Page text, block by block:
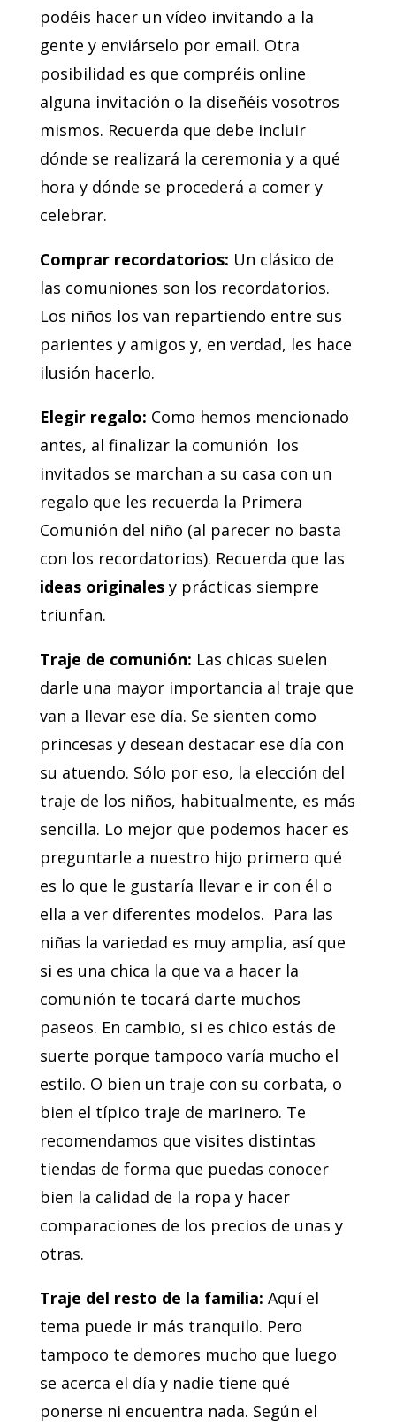
podéis hacer un vídeo invitando a la
gente y enviárselo por email. Otra
posibilidad es que compréis online
alguna invitación o la diseñéis vosotros
mismos. Recuerda que debe incluir
dónde se realizará la ceremonia y a qué
hora y dónde se procederá a comer y
celebrar.
Comprar recordatorios: Un clásico de
las comuniones son los recordatorios.
Los niños los van repartiendo entre sus
parientes y amigos y, en verdad, les hace
ilusión hacerlo.
Elegir regalo: Como hemos mencionado
antes, al finalizar la comunión los
invitados se marchan a su casa con un
regalo que les recuerda la Primera
Comunión del niño (al parecer no basta
con los recordatorios). Recuerda que las
ideas originalesy prácticas siempre
triunfan.
Traje de comunión: Las chicas suelen
darle una mayor importancia al traje que
van a llevar ese día. Se sienten como
princesas y desean destacar ese día con
su atuendo. Sólo por eso, la elección del
traje de los niños, habitualmente, es más
sencilla. Lo mejor que podemos hacer es
preguntarle a nuestro hijo primero qué
es lo que le gustaría llevar e ir con él o
ella a ver diferentes modelos. Para las
niñas la variedad es muy amplia, así que
si es una chica la que va a hacer la
comunión te tocará darte muchos
paseos. En cambio, si es chico estás de
suerte porque tampoco varía mucho el
estilo. O bien un traje con su corbata, o
bien el típico traje de marinero. Te
recomendamos que visites distintas
tiendas de forma que puedas conocer
bien la calidad de la ropa y hacer
comparaciones de los precios de unas y
otras.
Traje del resto de la familia: Aquí el
tema puede ir más tranquilo. Pero
tampoco te demores mucho que luego
se acerca el día y nadie tiene qué
ponerse ni encuentra nada. Según el